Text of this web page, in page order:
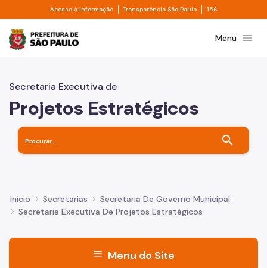
Pular para o Conteúdo principal
Acesso à informação Divisor de acesso à informação
Transparência São Paulo Divisor de
156
Prefeitura de São PauloMenu menu
Secretaria Executiva de
Projetos Estratégicos
search
Início Secretarias
Secretaria De Governo Municipal
Secretaria Executiva De Projetos Estratégicos
menu Menu do Site